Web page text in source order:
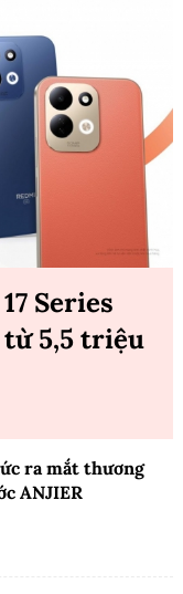
Series
5,5 triệu
ra mắt thương
ANJIER